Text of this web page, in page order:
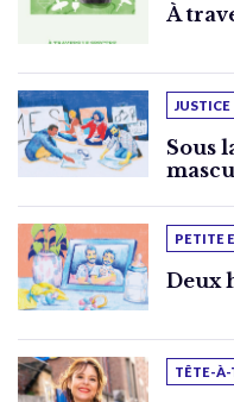
À
JUSTICE
Sous
PETITE
Deux
TÊTE-À-